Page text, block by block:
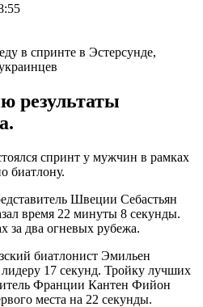
результаты
спринт у мужчин в рамках
биатлону.
Швеции Себастьян
время 22 минуты 8 секунды.
за два огневых рубежа.
биатлонист Эмильен
17 секунд. Тройку лучших
Франции Кантен Фийон
места на 22 секунды.